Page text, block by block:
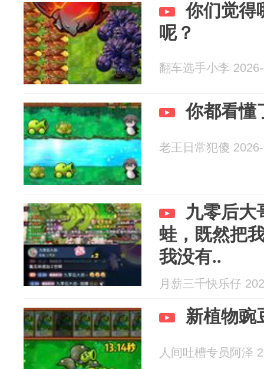
你们觉得
呢？
翻车选手小李
你都看懂
老王日常犯傻
九零后大
蛙，既然把
我没有..
月薪三千快乐仔
新植物豌
人间吐槽专员阿泽